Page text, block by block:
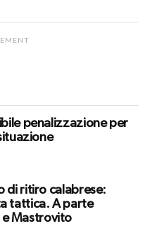
penalizzazione per
di ritiro calabrese:
tattica. A parte
Mastrovito